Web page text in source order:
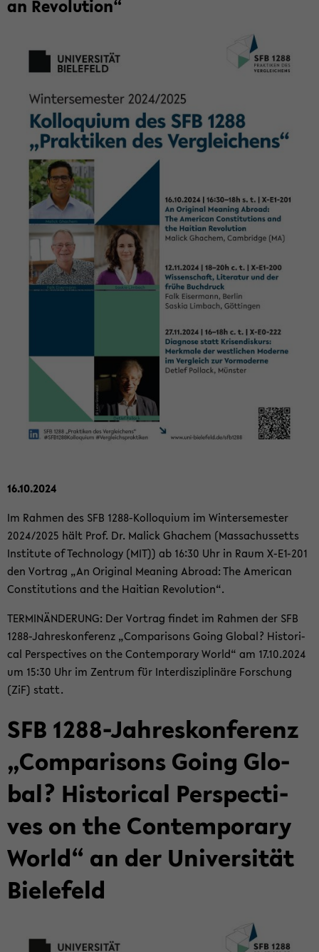
an Re­vo­lu­ti­on“
16.10.2024
Im Rah­men des SFB 1288-​Kolloquium im Win­ter­se­mes­ter
2024/2025 hält Prof. Dr. Malick Gha­chem (Mas­sa­chus­setts
In­sti­tu­te of Tech­no­lo­gy (MIT)) ab 16:30 Uhr in Raum X-​E1-201
den Vor­trag „An Ori­gi­nal Me­a­ning Ab­road: The Ame­ri­can
Con­sti­tu­ti­ons and the Hai­ti­an Re­vo­lu­ti­on“.
TER­MIN­ÄN­DE­RUNG: Der Vor­trag fin­det im Rah­men der SFB
1288-​Jahreskonferenz „Com­pa­ri­sons Going Glo­bal? His­to­ri­
cal Per­spec­ti­ves on the Con­tem­pora­ry World“ am 17.10.2024
um 15:30 Uhr im Zen­trum für In­ter­dis­zi­pli­nä­re For­schung
(ZiF) statt.
SFB 1288-​Jahreskonferenz
„Com­pa­ri­sons Going Glo­
bal? His­to­ri­cal Per­spec­ti­
ves on the Con­tem­pora­ry
World“ an der Uni­ver­si­tät
Bie­le­feld